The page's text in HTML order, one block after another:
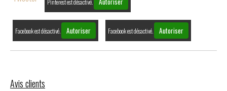
Pinterest est désactivé.
Facebook est désactivé. Autoriser Facebook est désactivé. Autoriser
Avis clients